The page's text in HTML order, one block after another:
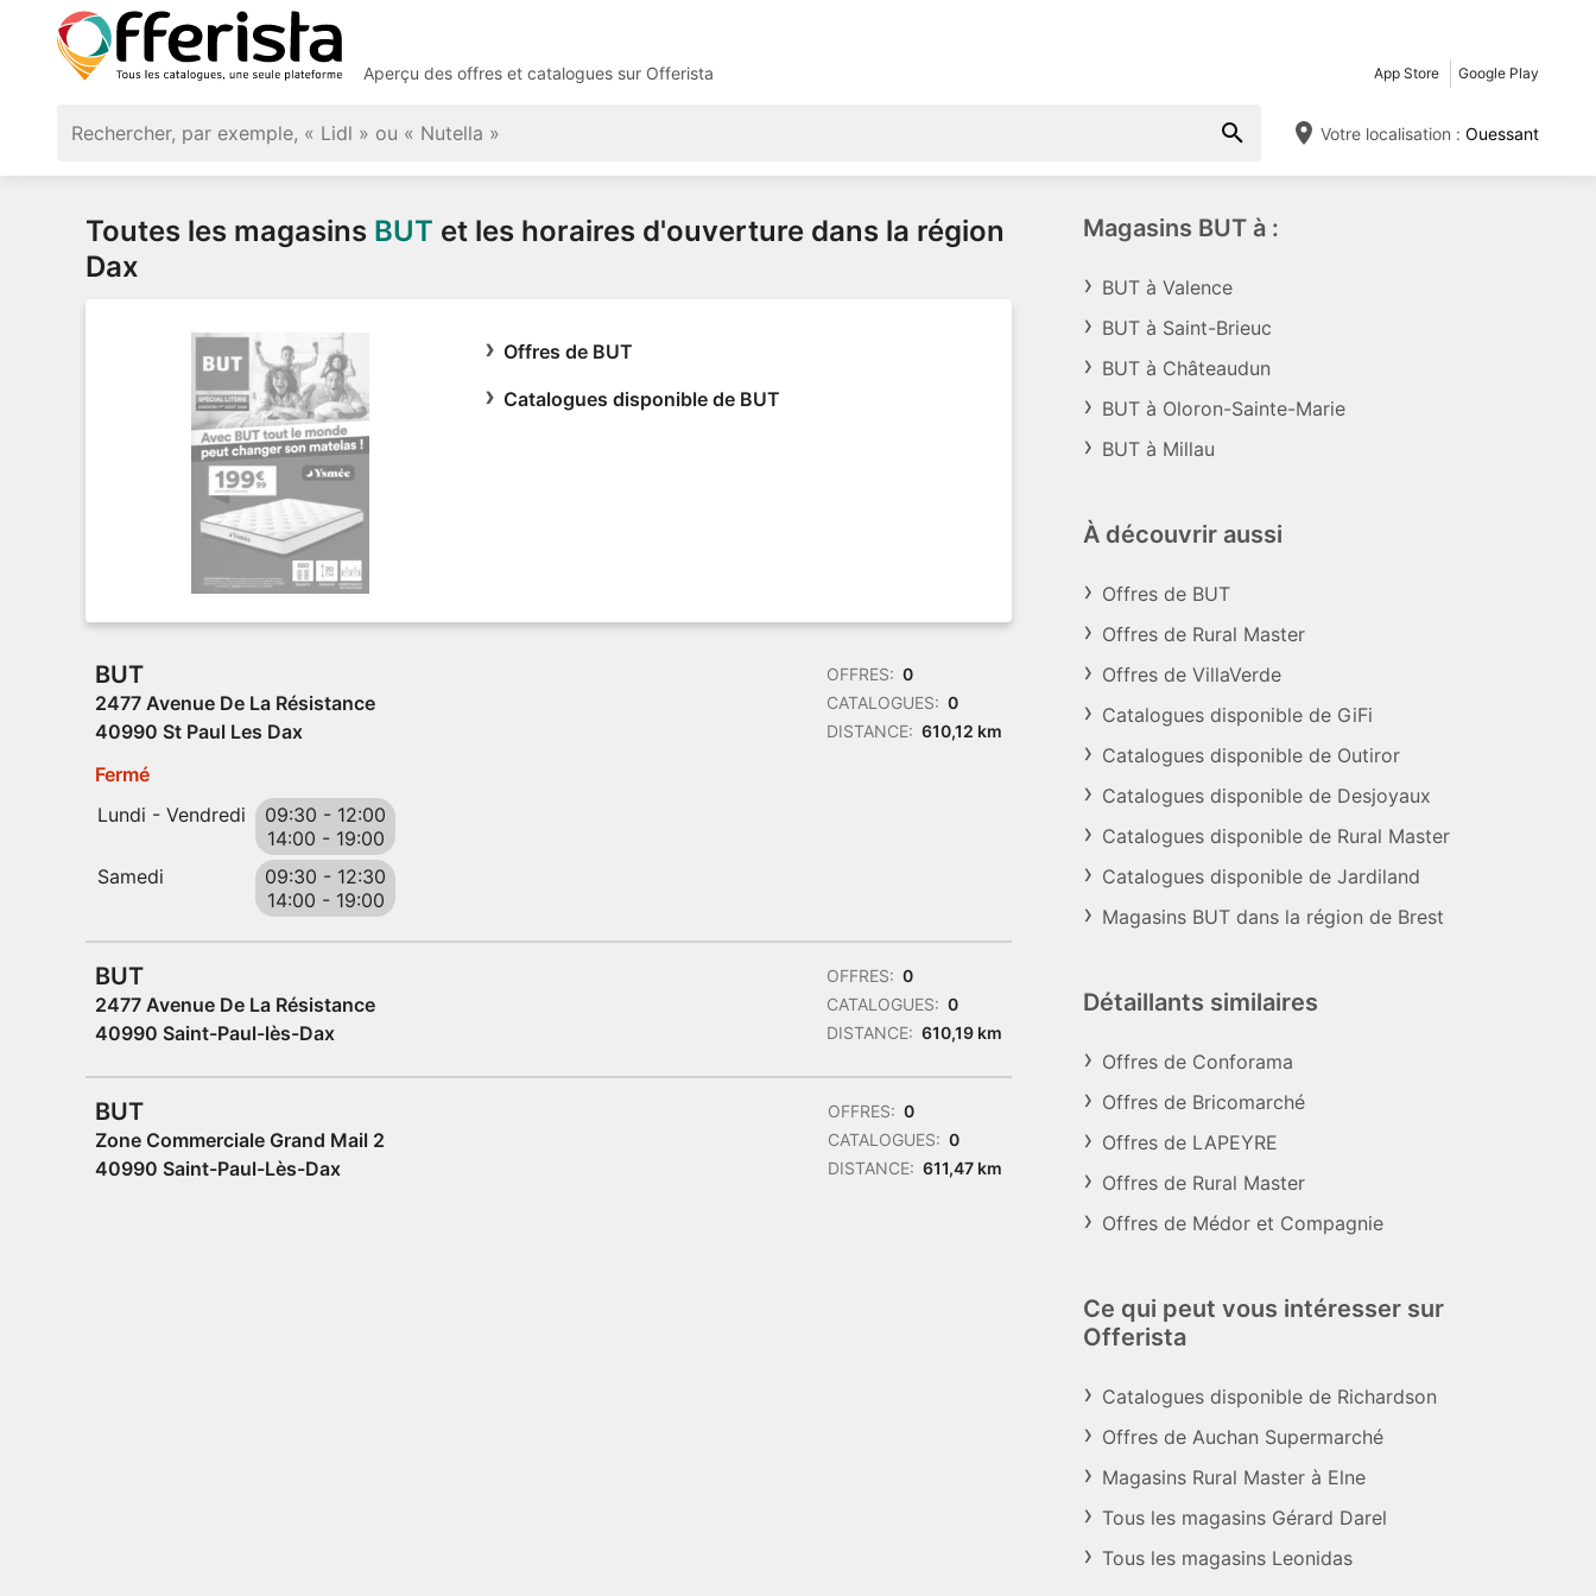
Aperçu des offres et catalogues sur Offerista App Store Google Play
Votre localisation : Ouessant
Toutes les magasins BUT et les horaires d'ouverture dans la région
Dax
Offres de BUT
Catalogues disponible de BUT
BUT
2477 Avenue De La Résistance
40990 St Paul Les Dax
OFFRES: 0
CATALOGUES: 0
DISTANCE: 610,12 km
Fermé
Lundi - Vendredi
09:30 - 12:00
14:00 - 19:00
Samedi
09:30 - 12:30
14:00 - 19:00
BUT
2477 Avenue De La Résistance
40990 Saint-Paul-lès-Dax
OFFRES: 0
CATALOGUES: 0
DISTANCE: 610,19 km
BUT
Zone Commerciale Grand Mail 2
40990 Saint-Paul-Lès-Dax
OFFRES: 0
CATALOGUES: 0
DISTANCE: 611,47 km
Magasins BUT à :
BUT à Valence
BUT à Saint-Brieuc
BUT à Châteaudun
BUT à Oloron-Sainte-Marie
BUT à Millau
À découvrir aussi
Offres de BUT
Offres de Rural Master
Offres de VillaVerde
Catalogues disponible de GiFi
Catalogues disponible de Outiror
Catalogues disponible de Desjoyaux
Catalogues disponible de Rural Master
Catalogues disponible de Jardiland
Magasins BUT dans la région de Brest
Détaillants similaires
Offres de Conforama
Offres de Bricomarché
Offres de LAPEYRE
Offres de Rural Master
Offres de Médor et Compagnie
Ce qui peut vous intéresser sur
Offerista
Catalogues disponible de Richardson
Offres de Auchan Supermarché
Magasins Rural Master à Elne
Tous les magasins Gérard Darel
Tous les magasins Leonidas